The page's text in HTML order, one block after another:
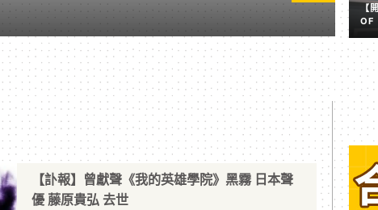
【
OF
擬
【訃報】曾獻聲《我的英雄學院》黑霧 日本聲
優 藤原貴弘 去世